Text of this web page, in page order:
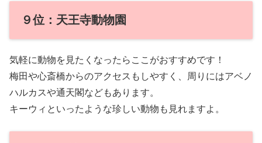
９位：天王寺動物園
気軽に動物を見たくなったらここがおすすめです！
梅田や心斎橋からのアクセスもしやすく、周りにはアベノ
ハルカスや通天閣などもあります。
キーウィといったような珍しい動物も見れますよ。